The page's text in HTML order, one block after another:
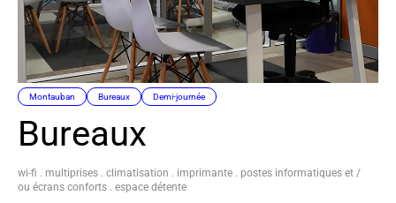
Montauban Bureaux Demi-journée
Bureaux
wi-fi . multiprises . climatisation . imprimante . postes informatiques et /
ou écrans conforts . espace détente